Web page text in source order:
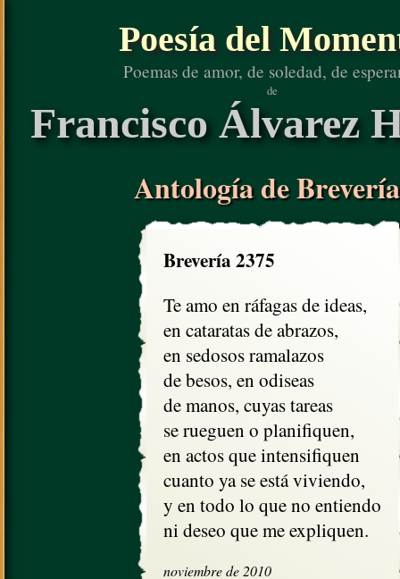
Poesía del
Poemas de amor, de soledad, de
de
Francisco Álvarez
Antología de
Brevería 2375
Te amo en ráfagas de ideas,
en cataratas de abrazos,
en sedosos ramalazos
de besos, en odiseas
de manos, cuyas tareas
se rueguen o planifiquen,
en actos que intensifiquen
cuanto ya se está viviendo,
y en todo lo que no entiendo
ni deseo que me expliquen.
noviembre de 2010